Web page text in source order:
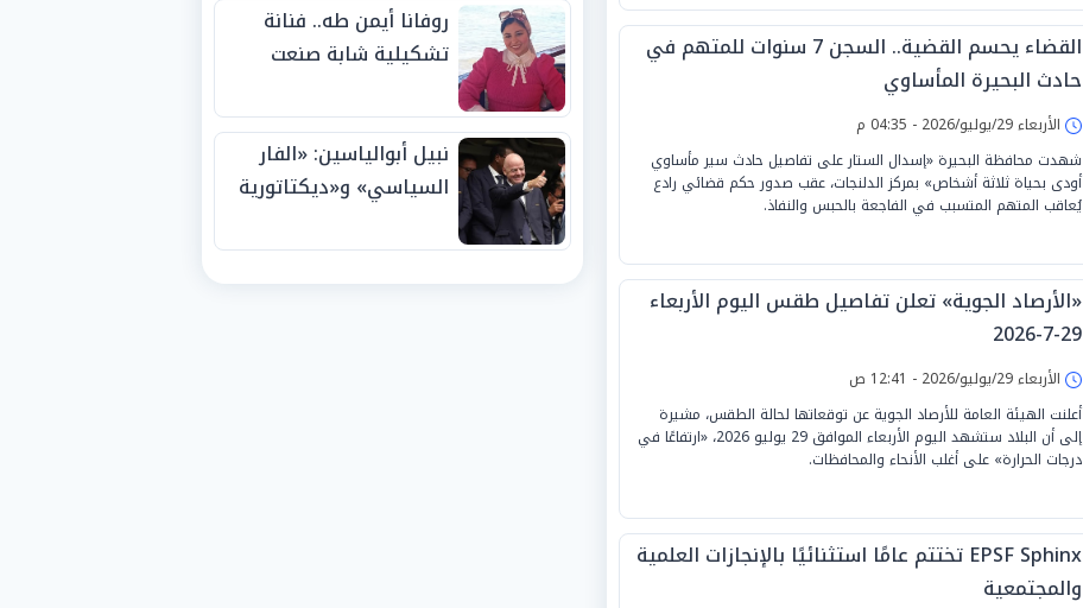
القضاء يحسم القضية.. السجن 7 سنوات للمتهم في
حادث البحيرة المأساوي
الأربعاء 29/يوليو/2026 - 04:35 م
شهدت محافظة البحيرة «إسدال الستار على تفاصيل حادث سير مأساوي
أودى بحياة ثلاثة أشخاص» بمركز الدلنجات، عقب صدور حكم قضائي رادع
يُعاقب المتهم المتسبب في الفاجعة بالحبس والنفاذ.
«الأرصاد الجوية» تعلن تفاصيل طقس اليوم الأربعاء
29-7-2026
الأربعاء 29/يوليو/2026 - 12:41 ص
أعلنت الهيئة العامة للأرصاد الجوية عن توقعاتها لحالة الطقس، مشيرة
إلى أن البلاد ستشهد اليوم الأربعاء الموافق 29 يوليو 2026، «ارتفاعًا في
درجات الحرارة» على أغلب الأنحاء والمحافظات.
EPSF Sphinx تختتم عامًا استثنائيًا بالإنجازات العلمية
والمجتمعية
روفانا أيمن طه.. فنانة
تشكيلية شابة صنعت
الجوائز منذ الصغر
نبيل أبوالياسين: «الفار
السياسي» و«ديكتاتورية
الفيفا».. وإقالة